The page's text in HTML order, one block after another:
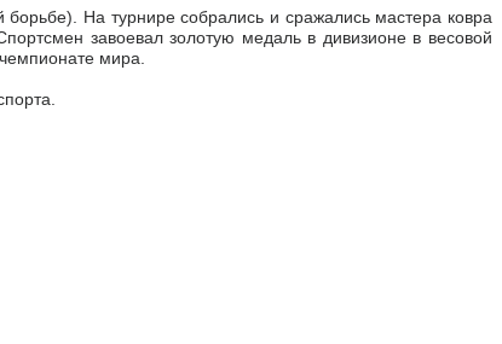
На турнире собрались и сражались мастера ковра
завоевал золотую медаль в дивизионе в весовой
мира.